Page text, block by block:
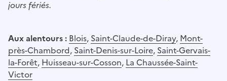
jours fériés.
Aux alentours : Blois, Saint-Claude-de-Diray, Mont-
près-Chambord, Saint-Denis-sur-Loire, Saint-Gervais-
la-Forêt, Huisseau-sur-Cosson, La Chaussée-Saint-
Victor